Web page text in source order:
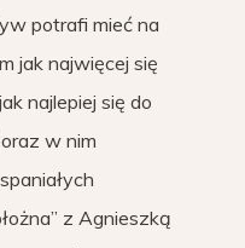
potrafi mieć na
jak najwięcej się
najlepiej się do
w nim
z Agnieszką